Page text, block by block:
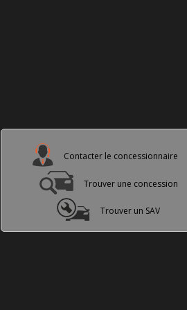
Contacter le concessionnaire
Trouver une concession
Trouver un SAV